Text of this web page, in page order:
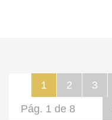
1 2 3
Pág. 1 de 8